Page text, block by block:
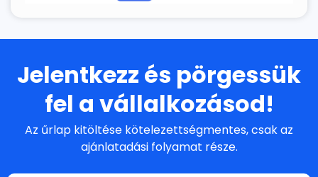
Jelentkezz és pörgessük
fel a vállalkozásod!
Az űrlap kitöltése kötelezettségmentes, csak az
ajánlatadási folyamat része.